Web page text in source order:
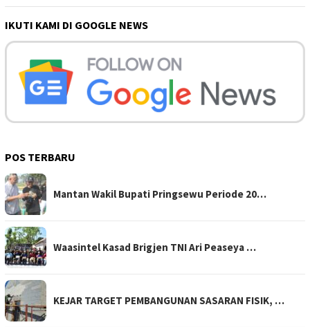
IKUTI KAMI DI GOOGLE NEWS
POS TERBARU
Mantan Wakil Bupati Pringsewu Periode 20…
Waasintel Kasad Brigjen TNI Ari Peaseya …
KEJAR TARGET PEMBANGUNAN SASARAN FISIK, …